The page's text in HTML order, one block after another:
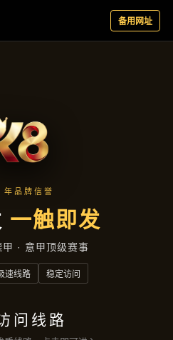
视窗
新闻视窗